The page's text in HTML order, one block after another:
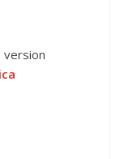
version